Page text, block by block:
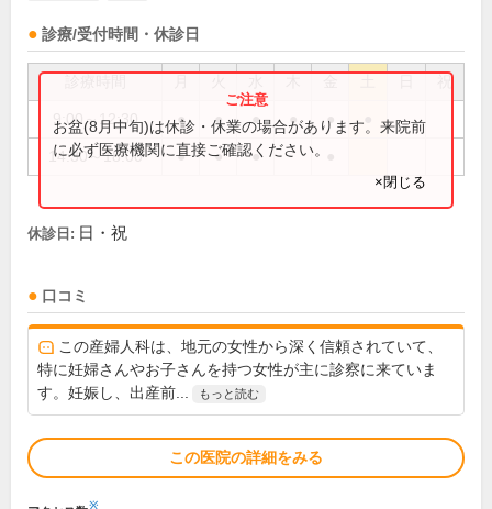
診療/受付時間・休診日
祝
9:00～12:30 ● ● ● ● ●
14:30～18:00 ● ● ●
お盆(8月中旬)は休診・休業の場合があります。来院前
に必ず医療機関に直接ご確認ください。
×閉じる
休診日: 日・祝
口コミ
この産婦人科は、地元の女性から深く信頼されていて、
特に妊婦さんやお子さんを持つ女性が主に診察に来ていま
す。妊娠し、出産前...
もっと読む
この医院の詳細をみる
※